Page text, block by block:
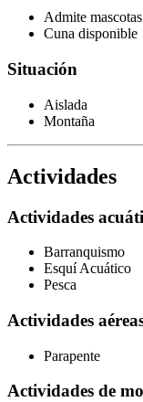
Admite mascotas
Cuna disponible
Situación
Aislada
Montaña
Actividades
Actividades
Barranquismo
Esquí Acuático
Pesca
Actividades
Parapente
Actividades de